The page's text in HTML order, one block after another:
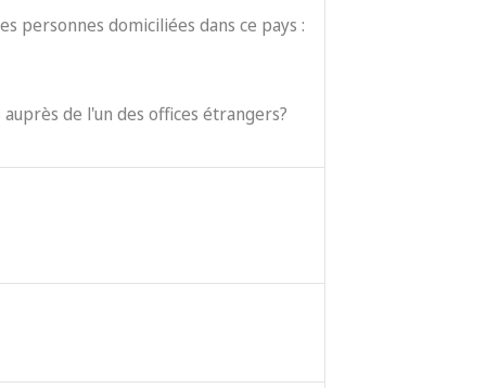
personnes domiciliées dans ce pays :
de l'un des offices étrangers?